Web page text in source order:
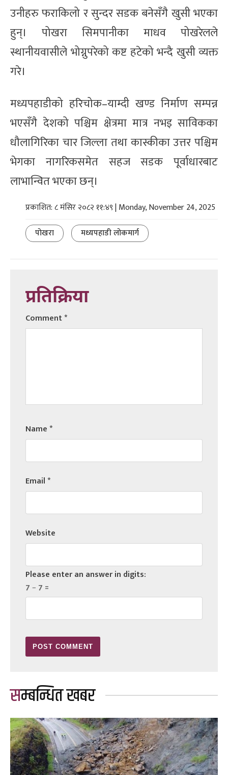
उनीहरु फराकिलो र सुन्दर सडक बनेसँगै खुसी भएका
हुन्। पोखरा सिमपानीका माधव पोखरेलले
स्थानीयवासीले भोग्नुपरेको कष्ट हटेको भन्दै खुसी व्यक्त
गरे।
मध्यपहाडीको हरिचोक–याम्दी खण्ड निर्माण सम्पन्न
भएसँगै देशको पश्चिम क्षेत्रमा मात्र नभइ साविकका
धौलागिरिका चार जिल्ला तथा कास्कीका उत्तर पश्चिम
भेगका नागरिकसमेत सहज सडक पूर्वाधारबाट
लाभान्वित भएका छन्।
प्रकाशित: ८ मंसिर २०८२ ११:४९ | Monday, November 24, 2025
पोखरा
मध्यपहाडी लोकमार्ग
प्रतिक्रिया
Comment*
Name*
Email*
Website
Please enter an answer in digits:
7 − 7 =
सम्बन्धित खबर